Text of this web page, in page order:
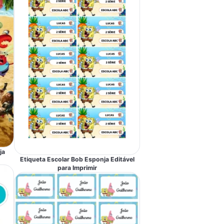
Etiqueta Escolar Bob Esponja Editável
para Imprimir